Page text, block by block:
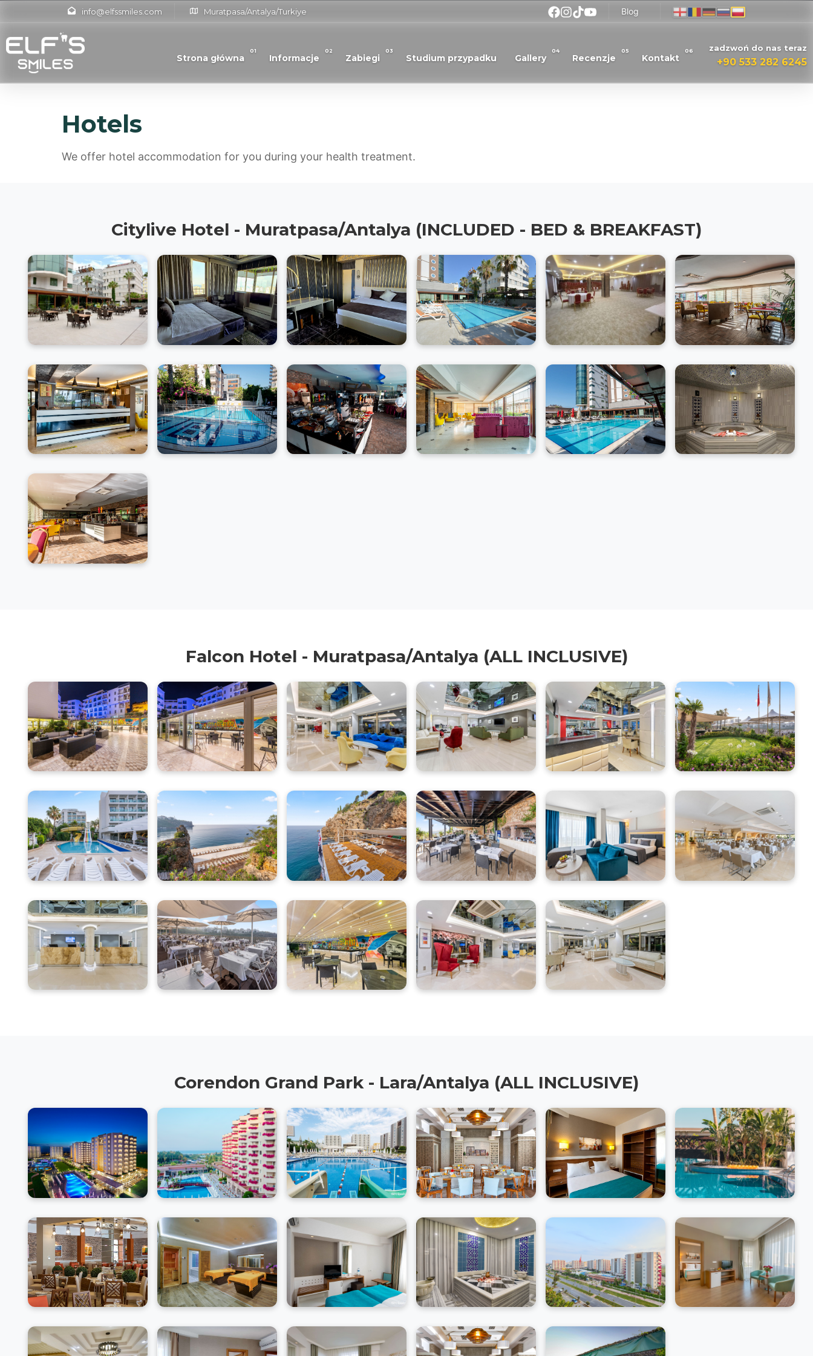
info@elfssmiles.com Muratpasa/Antalya/Turkiye Blog
Strona główna
01
Informacje
02
Zabiegi
03
Studium przypadku Gallery
04
Recenzje
05
Kontakt
06 zadzwoń do nas teraz
+90 533 282 6245
Hotels
We offer hotel accommodation for you during your health treatment.
Citylive Hotel - Muratpasa/Antalya (INCLUDED - BED & BREAKFAST)
Falcon Hotel - Muratpasa/Antalya (ALL INCLUSIVE)
Corendon Grand Park - Lara/Antalya (ALL INCLUSIVE)